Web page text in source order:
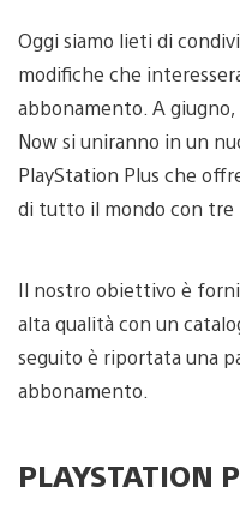
Oggi siamo lieti di
modifiche che
abbonamento. A
Now si uniranno in un
PlayStation Plus che
di tutto il mondo con tre
Il nostro obiettivo è
alta qualità con un
seguito è riportata una
abbonamento.
PLAYSTATION